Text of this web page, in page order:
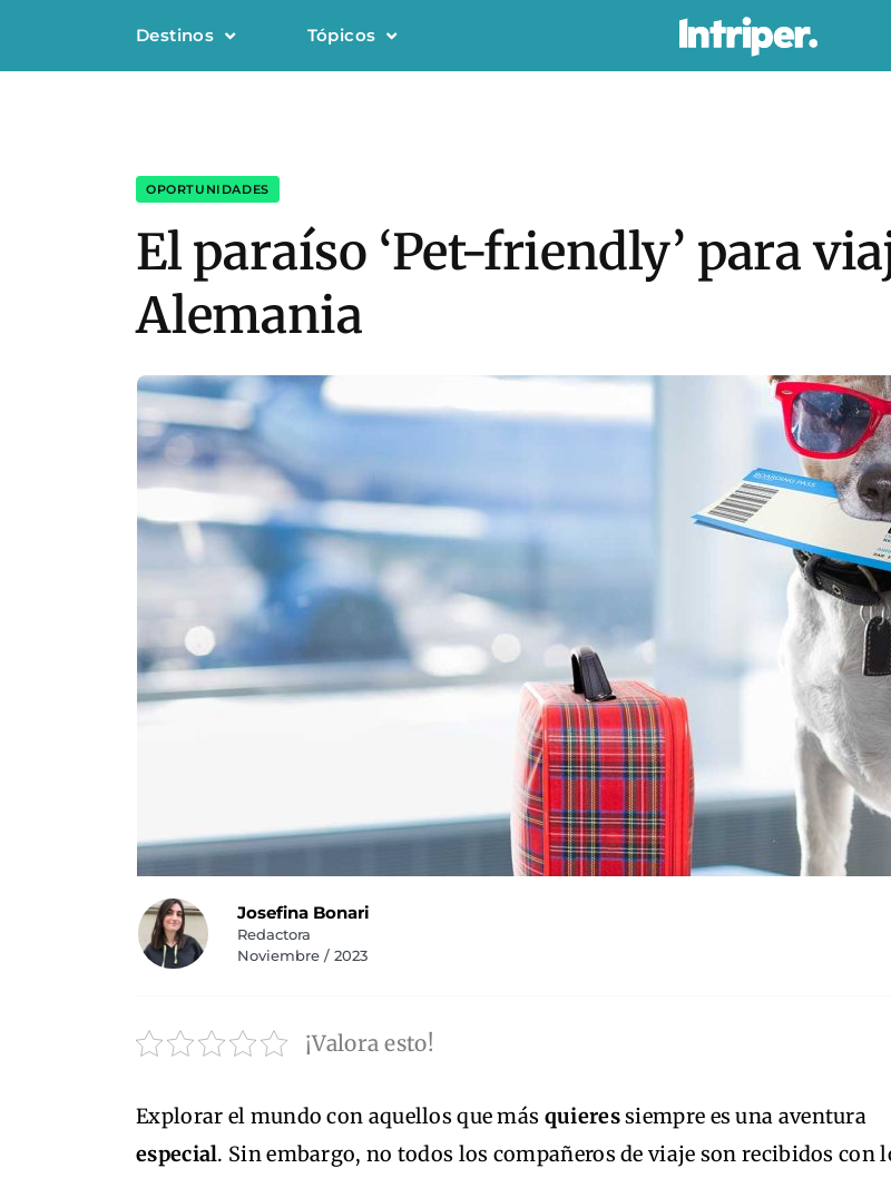
Destinos Tópicos
OPORTUNIDADES
El paraíso ‘Pet-friendly’ para
Alemania
Josefina Bonari
Redactora
Noviembre / 2023
¡Valora esto!
Explorar el mundo con aquellos que más quieressiempre es una aventura
especial. Sin embargo, no todos los compañeros de viaje son recibidos con